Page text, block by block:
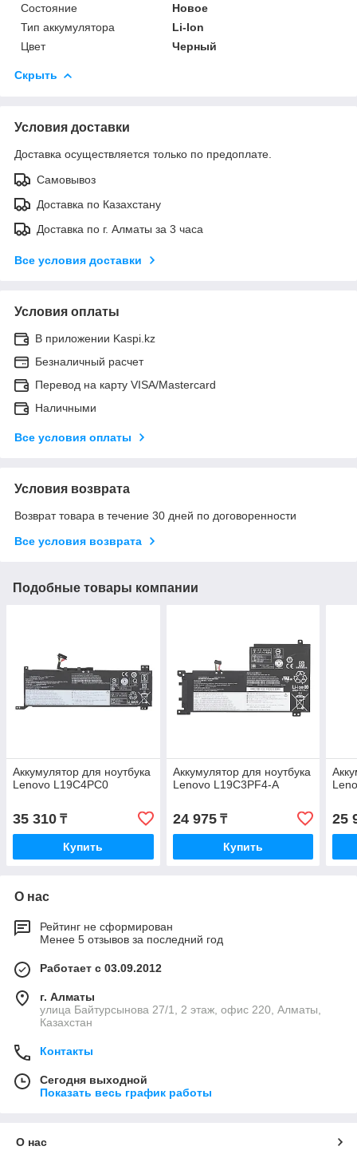
Состояние
Новое
Тип аккумулятора
Li-Ion
Цвет
Черный
Скрыть
Условия доставки
Доставка осуществляется только по предоплате.
Самовывоз
Доставка по Казахстану
Доставка по г. Алматы за 3 часа
Все условия доставки
Условия оплаты
В приложении Kaspi.kz
Безналичный расчет
Перевод на карту VISA/Mastercard
Наличными
Все условия оплаты
Условия возврата
Возврат товара в течение 30 дней по договоренности
Все условия возврата
Подобные товары компании
Аккумулятор для ноутбука
Lenovo L19C4PC0
35 310 ₸
Купить
Аккумулятор для ноутбука
Lenovo L19C3PF4-A
24 975₸
Купить
25
О нас
Рейтинг не сформирован
Менее 5 отзывов за последний год
Работает с 03.09.2012
г. Алматы
улица Байтурсынова 27/1, 2 этаж, офис 220, Алматы,
Казахстан
Контакты
Сегодня выходной
Показать весь график работы
О нас